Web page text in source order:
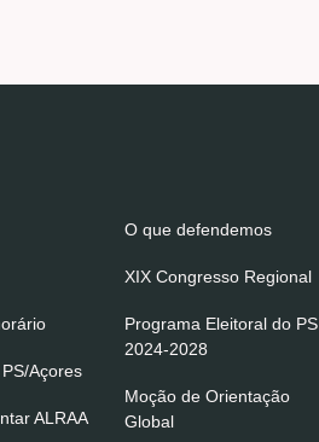
Açores
ALRAA
O que defendemos
XIX Congresso Regional
Programa Eleitoral do PS
2024-2028
Moção de Orientação
Global